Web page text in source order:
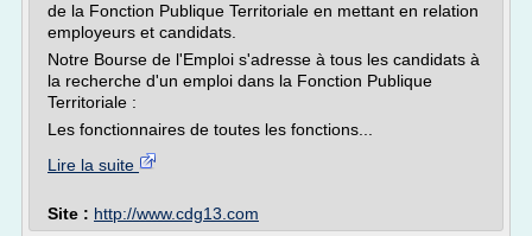
de la Fonction Publique Territoriale en mettant en relation
employeurs et candidats.
Notre Bourse de l'Emploi s'adresse à tous les candidats à
la recherche d'un emploi dans la Fonction Publique
Territoriale :
Les fonctionnaires de toutes les fonctions...
Lire la suite
Site : http://www.cdg13.com